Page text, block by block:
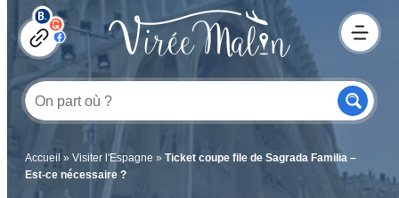
Accueil » Visiter l'Espagne » Ticket coupe file de Sagrada Familia –
Est-ce nécessaire ?